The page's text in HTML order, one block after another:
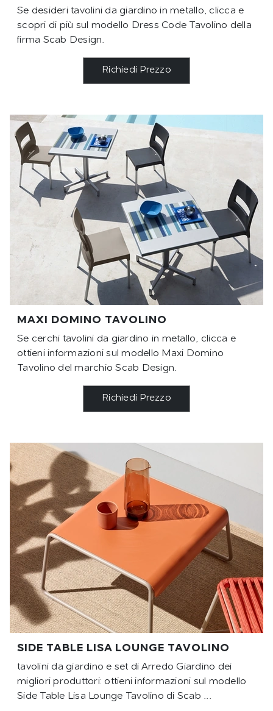
Se desideri tavolini da giardino in metallo, clicca e
scopri di più sul modello Dress Code Tavolino della
firma Scab Design.
Richiedi Prezzo
MAXI DOMINO TAVOLINO
Se cerchi tavolini da giardino in metallo, clicca e
ottieni informazioni sul modello Maxi Domino
Tavolino del marchio Scab Design.
Richiedi Prezzo
SIDE TABLE LISA LOUNGE TAVOLINO
tavolini da giardino e set di Arredo Giardino dei
migliori produttori: ottieni informazioni sul modello
Side Table Lisa Lounge Tavolino di Scab ...